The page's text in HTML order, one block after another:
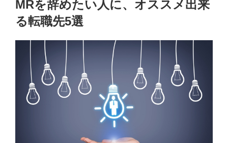
日:
MRを辞めたい人に、オススメ出来
る転職先5選